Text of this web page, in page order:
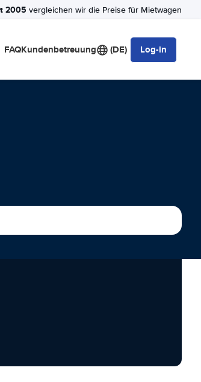
2005 vergleichen wir die Preise für Mietwagen
FAQKundenbetreuung (DE) Log-in